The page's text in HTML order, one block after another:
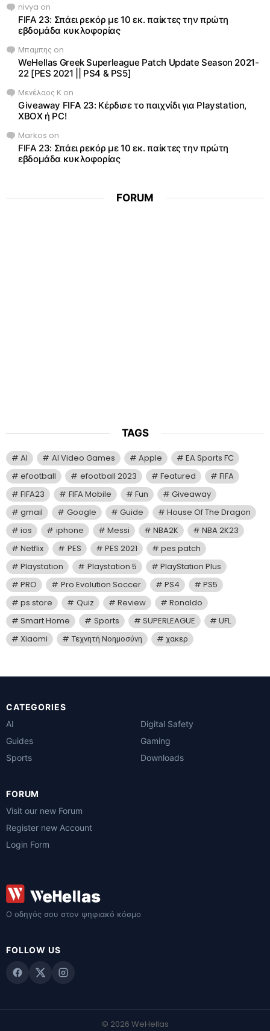
nivya on
FIFA 23: Σπάει ρεκόρ με 10 εκ. παίκτες την πρώτη
εβδομάδα κυκλοφορίας
Μπαμπης on
WeHellas Greek Superleague Patch Update Season 2021-
22 [PES 2021 || PS4 & PS5]
Μενέλαος Κ on
Giveaway FIFA 23: Κέρδισε το παιχνίδι για Playstation,
XBOX ή PC!
Markos on
FIFA 23: Σπάει ρεκόρ με 10 εκ. παίκτες την πρώτη
εβδομάδα κυκλοφορίας
FORUM
TAGS
AI AI Video Games Apple
EA Sports FC
efootball
efootball 2023 Featured
FIFA
FIFA23
FIFA Mobile Fun
Giveaway
gmail
Google Guide
House Of The Dragon
ios
iphone Messi NBA2K
NBA 2K23
Netflix
PES PES 2021
pes patch
Playstation
Playstation 5
PlayStation Plus
PRO
Pro Evolution Soccer PS4
PS5
ps store
Quiz Review
Ronaldo
Smart Home
Sports SUPERLEAGUE
UFL
Xiaomi
Τεχνητή Νοημοσύνη χακερ
CATEGORIES
AI
Digital Safety
Guides
Gaming
Sports
Downloads
FORUM
Visit our new Forum
Register new Account
Login Form
Ο οδηγός σου στον ψηφιακό κόσμο
FOLLOW US
© 2026 WeHellas